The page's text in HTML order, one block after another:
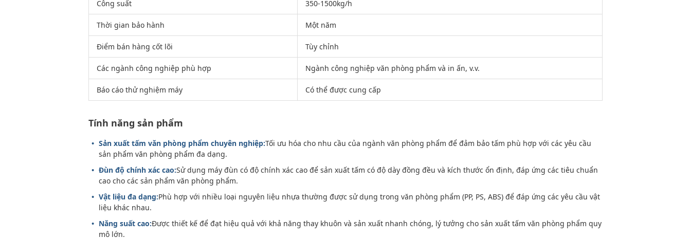
Công suất 350-1500kg/h
Thời gian bảo hành Một năm
Điểm bán hàng cốt lõi Tùy chỉnh
Các ngành công nghiệp phù hợp Ngành công nghiệp văn phòng phẩm và in ấn, v.v.
Báo cáo thử nghiệm máy Có thể được cung cấp
Tính năng sản phẩm
Sản xuất tấm văn phòng phẩm chuyên nghiệp:Tối ưu hóa cho nhu cầu của ngành văn phòng phẩm để đảm bảo tấm phù hợp với các yêu cầu
sản phẩm văn phòng phẩm đa dạng.
Đùn độ chính xác cao:Sử dụng máy đùn có độ chính xác cao để sản xuất tấm có độ dày đồng đều và kích thước ổn định, đáp ứng các tiêu chuẩn
cao cho các sản phẩm văn phòng phẩm.
Vật liệu đa dạng:Phù hợp với nhiều loại nguyên liệu nhựa thường được sử dụng trong văn phòng phẩm (PP, PS, ABS) để đáp ứng các yêu cầu vật
liệu khác nhau.
Năng suất cao:Được thiết kế để đạt hiệu quả với khả năng thay khuôn và sản xuất nhanh chóng, lý tưởng cho sản xuất tấm văn phòng phẩm quy
mô lớn.